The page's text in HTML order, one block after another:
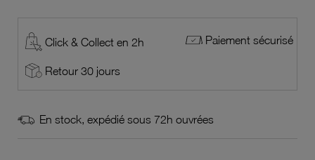
Click & Collect en 2h Paiement sécurisé
Retour 30 jours
En stock, expédié sous 72h ouvrées